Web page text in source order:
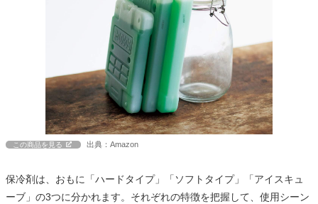
この商品を見る 出典：Amazon
保冷剤は、おもに「ハードタイプ」「ソフトタイプ」「アイスキュ
ーブ」の3つに分かれます。それぞれの特徴を把握して、使用シーン